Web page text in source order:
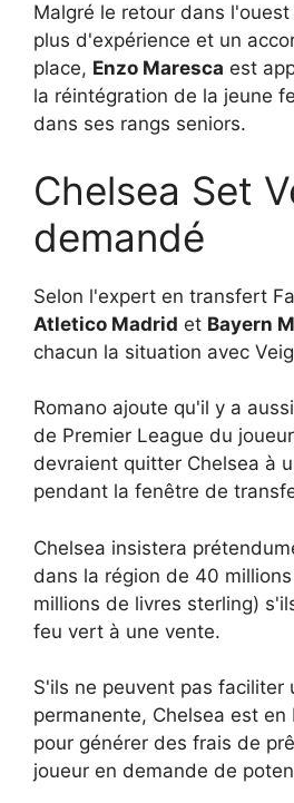
Malgré le retour dans
plus d'expérience et un
place, Enzo Maresca est
la réintégration de la jeune
dans ses rangs seniors.
Chelsea Set
demandé
Selon l'expert en transfert
Atletico Madrid et Bayern
chacun la situation avec
Romano ajoute qu'il y a
de Premier League du
devraient quitter Chelsea à
pendant la fenêtre de
Chelsea insistera
dans la région de 40
millions de livres sterling)
feu vert à une vente.
S'ils ne peuvent pas faciliter
permanente, Chelsea est en
pour générer des frais de
joueur en demande de